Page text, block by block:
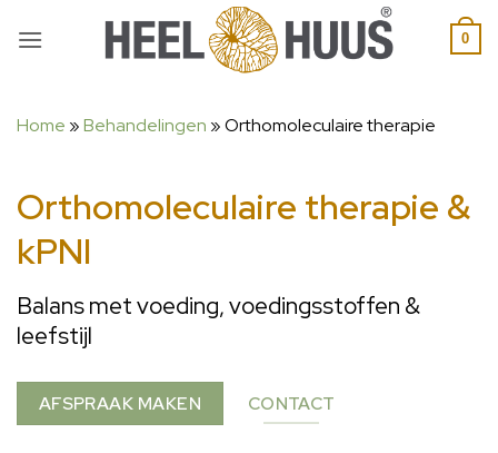
0
Home »Behandelingen »Orthomoleculaire therapie
Orthomoleculaire therapie &
kPNI
Balans met voeding, voedingsstoffen &
leefstijl
AFSPRAAK MAKEN CONTACT